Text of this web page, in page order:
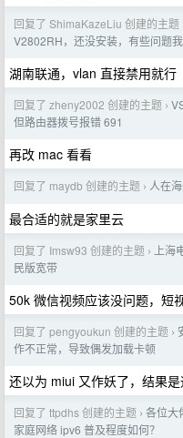
回复了 ShimaKazeLiu 创建的主题
V2802RH，还没安装，有些问题
湖南联通，vlan 直接禁用就行
回复了 zheny2002 创建的主题 ›
但路由器拨号报错 691
再改 mac 看看
回复了 maydb 创建的主题 › 人在
最合适的就是家里云
回复了 Imsw93 创建的主题 ›
上海
民版宽带
50k 微信视频应该没问题，短
回复了 pengyoukun 创建的主题 ›
作不正常，导致偶发加载卡顿
还以为 miui 又作妖了，结果
回复了 ttpdhs 创建的主题 › 各位大
家庭网络 ipv6 普及程度如何？